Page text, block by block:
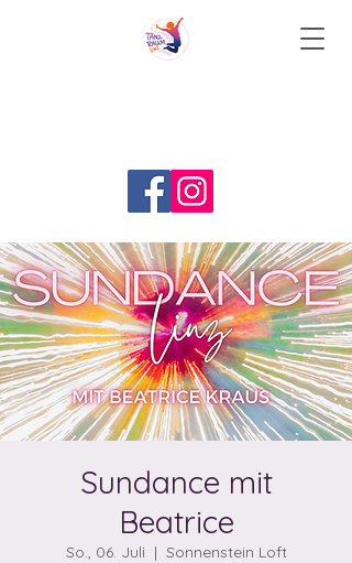
Sundance mit
Beatrice
So., 06. Juli
  |
Sonnenstein Loft